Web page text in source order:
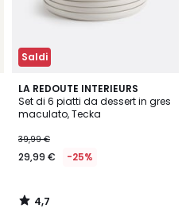
Saldi
LA REDOUTE INTERIEURS
Set di 6 piatti da dessert in gres
maculato, Tecka
39,99 €
29,99 € -25%
4,7
/ 5
4,7
/